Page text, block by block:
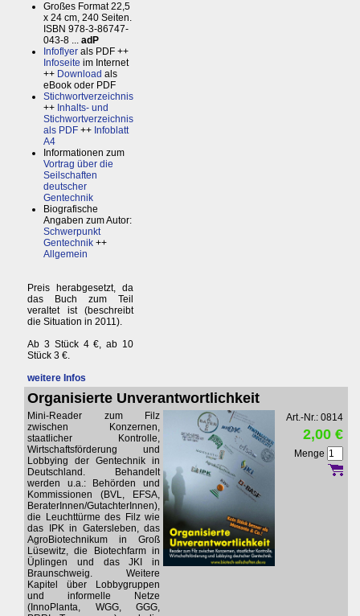
Großes Format 22,5
x 24 cm, 240 Seiten.
ISBN 978-3-86747-
043-8 ... adP
Infoflyer als PDF ++
Infoseite im Internet
++ Download als
eBook oder PDF
Stichwortverzeichnis
++ Inhalts- und
Stichwortverzeichnis
als PDF ++ Infoblatt
A4
Informationen zum
Vortrag über die
Seilschaften
deutscher
Gentechnik
Biografische
Angaben zum Autor:
Schwerpunkt
Gentechnik ++
Allgemein
Preis herabgesetzt, da
das Buch zum Teil
veraltet ist (beschreibt
die Situation in 2011).
Ab 3 Stück 4 €, ab 10
Stück 3 €.
weitere Infos
Organisierte Unverantwortlichkeit
Mini-Reader zum Filz
zwischen Konzernen,
staatlicher Kontrolle,
Wirtschaftsförderung und
Lobbying der Gentechnik in
Deutschland. Behandelt
werden u.a.: Behörden und
Kommissionen (BVL, EFSA,
BeraterInnen/GutachterInnen),
die Leuchttürme des Filz wie
das IPK in Gatersleben, das
AgroBiotechnikum in Groß
Lüsewitz, die Biotechfarm in
Üplingen und das JKI in
Braunschweig. Weitere
Kapitel über Lobbygruppen
und informelle Netze
(InnoPlanta, WGG, GGG,
Art.-Nr.: 0814
2,00 €
Menge